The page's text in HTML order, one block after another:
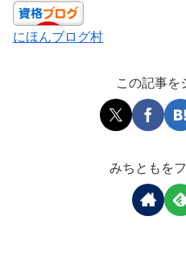
にほんブログ村
この記事を
みちともを